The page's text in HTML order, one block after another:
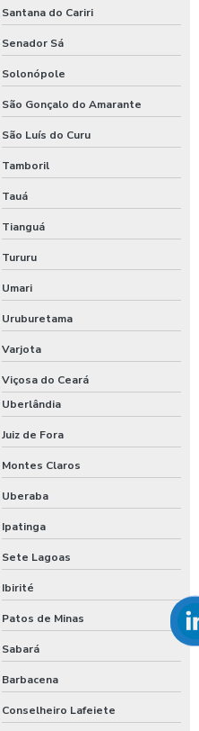
Santana do Cariri
Senador Sá
Solonópole
São Gonçalo do Amarante
São Luís do Curu
Tamboril
Tauá
Tianguá
Tururu
Umari
Uruburetama
Varjota
Viçosa do Ceará
Uberlândia
Juiz de Fora
Montes Claros
Uberaba
Ipatinga
Sete Lagoas
Ibirité
Patos de Minas
Sabará
Barbacena
Conselheiro Lafeiete